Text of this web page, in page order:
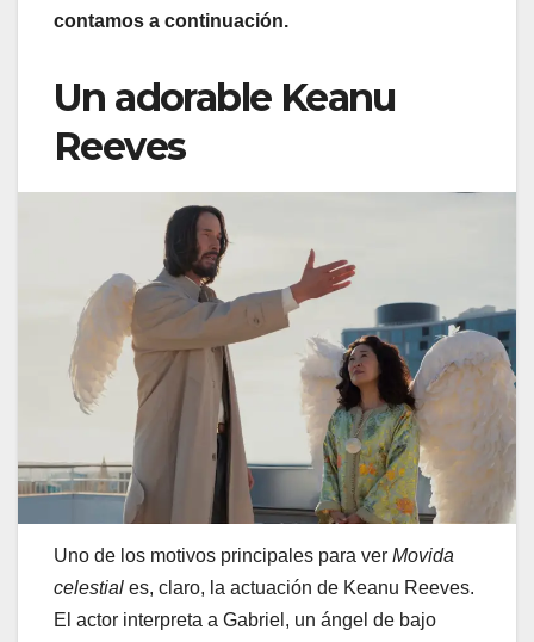
contamos a continuación.
Un adorable Keanu
Reeves
Uno de los motivos principales para ver Movida
celestial es, claro, la actuación de Keanu Reeves.
El actor interpreta a Gabriel, un ángel de bajo